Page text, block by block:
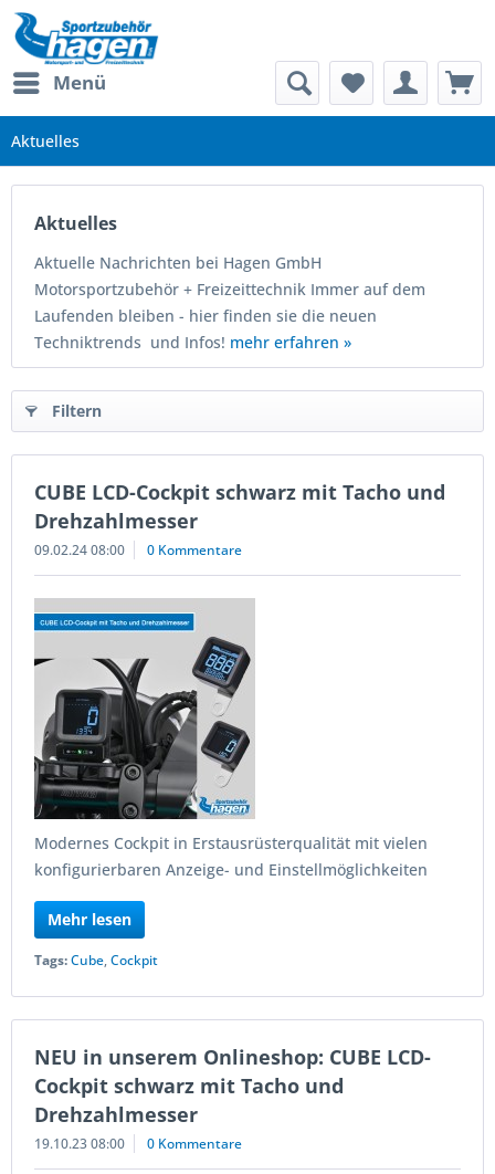
Menü
Aktuelles
Aktuelles
Aktuelle Nachrichten bei Hagen GmbH
Motorsportzubehör + Freizeittechnik Immer auf dem
Laufenden bleiben - hier finden sie die neuen
Techniktrends und Infos! mehr erfahren »
Filtern
CUBE LCD-Cockpit schwarz mit Tacho und
Drehzahlmesser
09.02.24 08:00 0 Kommentare
Modernes Cockpit in Erstausrüsterqualität mit vielen
konfigurierbaren Anzeige- und Einstellmöglichkeiten
Mehr lesen
Tags:Cube,Cockpit
NEU in unserem Onlineshop: CUBE LCD-
Cockpit schwarz mit Tacho und
Drehzahlmesser
19.10.23 08:00 0 Kommentare